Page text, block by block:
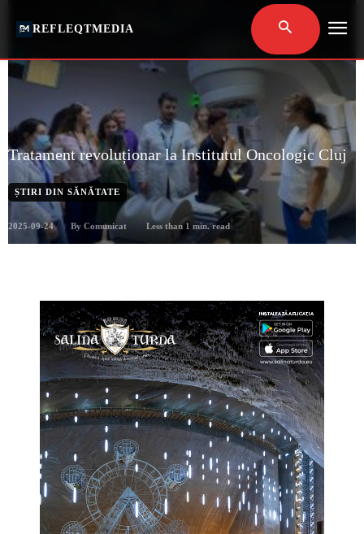
REFLEQTMEDIA
Tratament revoluționar la Institutul Oncologic Cluj
ȘTIRI DIN SĂNĂTATE
2025-09-24 By Comunicat Less than 1 min. read